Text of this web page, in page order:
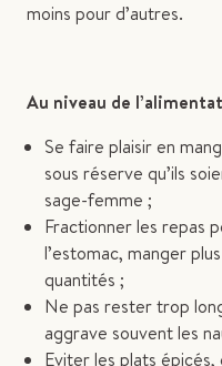
moins pour d’autres.
Au niveau de
Se faire plaisir en
sous réserve qu’ils
sage-femme ;
Fractionner les repas
l’estomac, manger
quantités ;
Ne pas rester trop
aggrave souvent les
Eviter les plats